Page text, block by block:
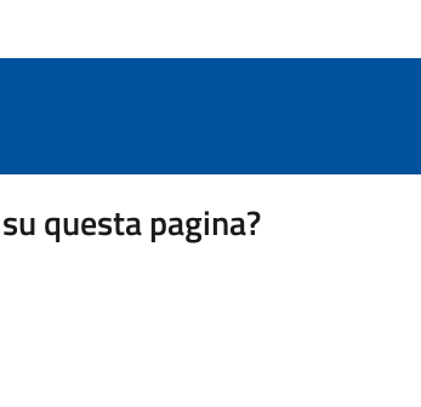
questa pagina?